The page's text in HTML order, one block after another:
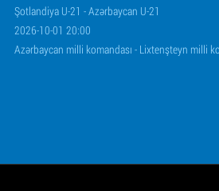
Şotlandiya U-21 - Azərbaycan U-21
2026-10-01 20:00
Azərbaycan milli komandası - Lixtenşteyn milli